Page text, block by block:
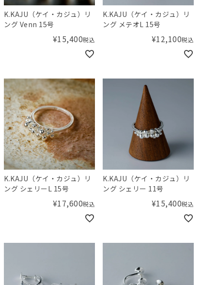
K.KAJU（ケイ・カジュ）リ
ング Venn 15号
¥15,400税込
K.KAJU（ケイ・カジュ）リ
ング メテオL 15号
¥12,100税込
K.KAJU（ケイ・カジュ）リ
ング シェリーL 15号
¥17,600税込
K.KAJU（ケイ・カジュ）リ
ング シェリー 11号
¥15,400税込